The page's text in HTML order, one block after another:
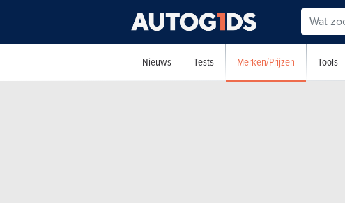
Nieuws Tests Merken/Prijzen Tools